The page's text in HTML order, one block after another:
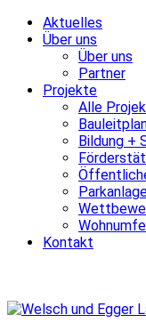
Aktuelles
Über uns
Über uns
Partner
Projekte
Alle
Bildung +
Kontakt